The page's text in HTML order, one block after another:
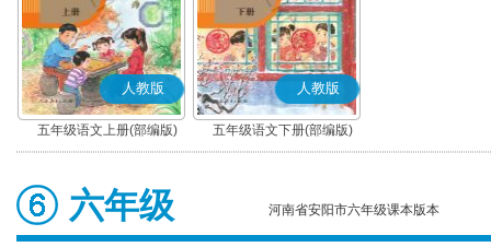
人教版
五年级语文上册(部编版)
人教版
五年级语文下册(部编版)
六年级 河南省安阳市六年级课本版本